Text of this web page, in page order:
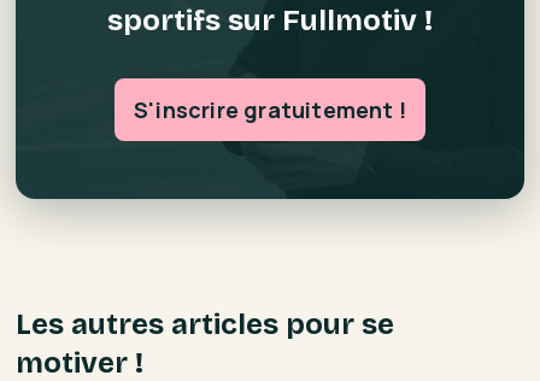
sportifs sur Fullmotiv !
S'inscrire gratuitement !
Les autres articles pour se
motiver !